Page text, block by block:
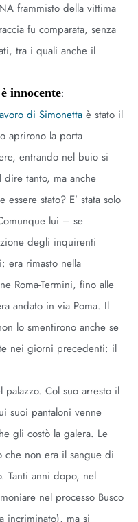
frammisto della vittima
fu comparata, senza
tra i quali anche il
innocente:
di Simonetta è stato il
aprirono la porta
entrando nel buio si
dire tanto, ma anche
stato? E’ stata solo
lui – se
degli inquirenti
era rimasto nella
Roma-Termini, fino alle
andato in via Poma. Il
lo smentirono anche se
nei giorni precedenti: il
Col suo arresto il
suoi pantaloni venne
gli costò la galera. Le
che non era il sangue di
Tanti anni dopo, nel
nel processo Busco
incriminato), ma si